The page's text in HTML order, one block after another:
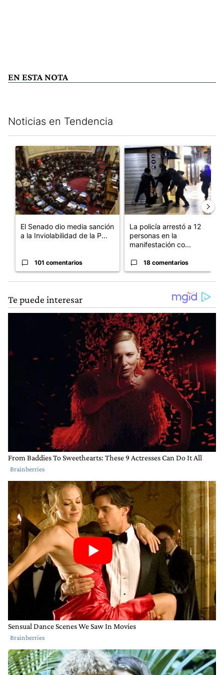
EN ESTA NOTA
Noticias en Tendencia
Un artículo de tendencia con el título "El Senado dio media
El Senado dio media sanción
a la Inviolabilidad de la P...
101 comentarios
Un artículo de tendencia con
La policía arrestó a 12
personas en la
manifestación co...
18 comentarios